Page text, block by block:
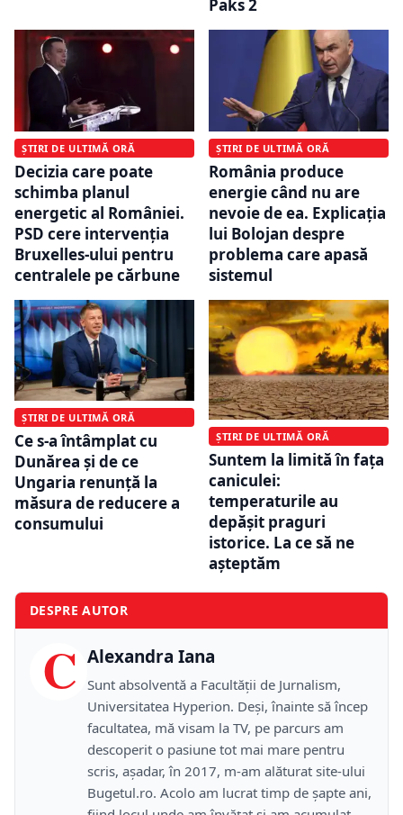
Paks 2
ȘTIRI DE ULTIMĂ ORĂ
Decizia care poate
schimba planul
energetic al României.
PSD cere intervenția
Bruxelles-ului pentru
centralele pe cărbune
ȘTIRI DE ULTIMĂ ORĂ
România produce
energie când nu are
nevoie de ea. Explicația
lui Bolojan despre
problema care apasă
sistemul
ȘTIRI DE ULTIMĂ ORĂ
Ce s-a întâmplat cu
Dunărea și de ce
Ungaria renunță la
măsura de reducere a
consumului
ȘTIRI DE ULTIMĂ ORĂ
Suntem la limită în fața
caniculei:
temperaturile au
depășit praguri
istorice. La ce să ne
așteptăm
DESPRE AUTOR
C Alexandra Iana
Sunt absolventă a Facultății de Jurnalism,
Universitatea Hyperion. Deși, înainte să încep
facultatea, mă visam la TV, pe parcurs am
descoperit o pasiune tot mai mare pentru
scris, așadar, în 2017, m-am alăturat site-ului
Bugetul.ro. Acolo am lucrat timp de șapte ani,